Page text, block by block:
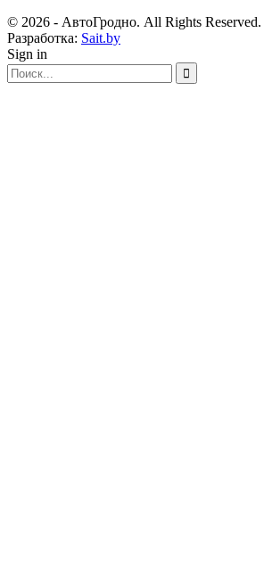
© 2026 - АвтоГродно. All Rights Reserved.
Разработка: Sait.by
Sign in